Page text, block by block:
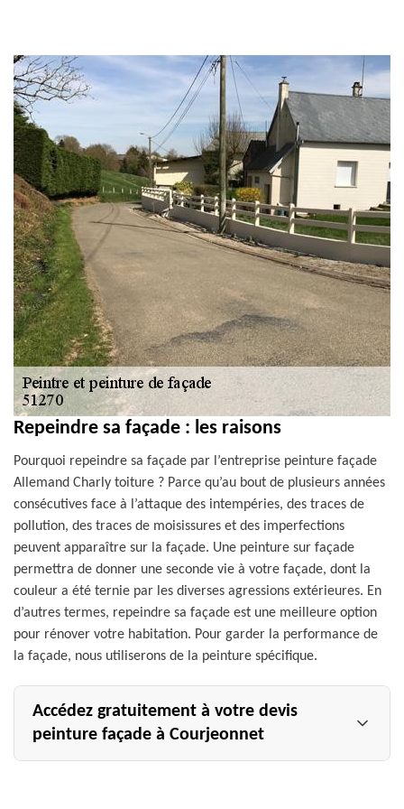
et PVC 51
Repeindre sa façade : les raisons
Pourquoi repeindre sa façade par l’entreprise peinture façade
Allemand Charly toiture ? Parce qu’au bout de plusieurs années
consécutives face à l’attaque des intempéries, des traces de
pollution, des traces de moisissures et des imperfections
peuvent apparaître sur la façade. Une peinture sur façade
permettra de donner une seconde vie à votre façade, dont la
couleur a été ternie par les diverses agressions extérieures. En
d’autres termes, repeindre sa façade est une meilleure option
pour rénover votre habitation. Pour garder la performance de
la façade, nous utiliserons de la peinture spécifique.
Accédez gratuitement à votre devis
peinture façade à Courjeonnet